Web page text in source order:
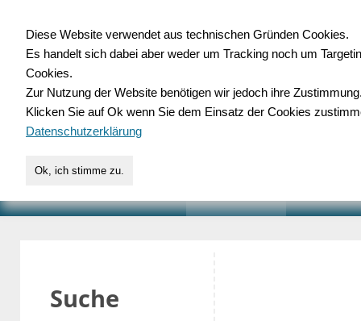
für Handwerk,
Suche
Diese Website verwendet aus technischen Gründen Cookies.
Es handelt sich dabei aber weder um Tracking noch um
Cookies.
Zur Nutzung der Website benötigen wir jedoch ihre
Klicken Sie auf Ok wenn Sie dem Einsatz der Cookies
Datenschutzerklärung
Ok, ich stimme zu.